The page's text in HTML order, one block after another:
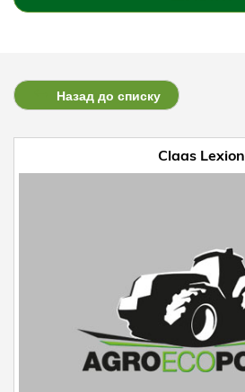
Назад до списку
Claas Lexion